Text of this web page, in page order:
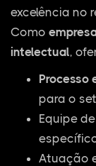
excelência no
Como
intelectual,
Processo
para o
Equipe de
Atuação